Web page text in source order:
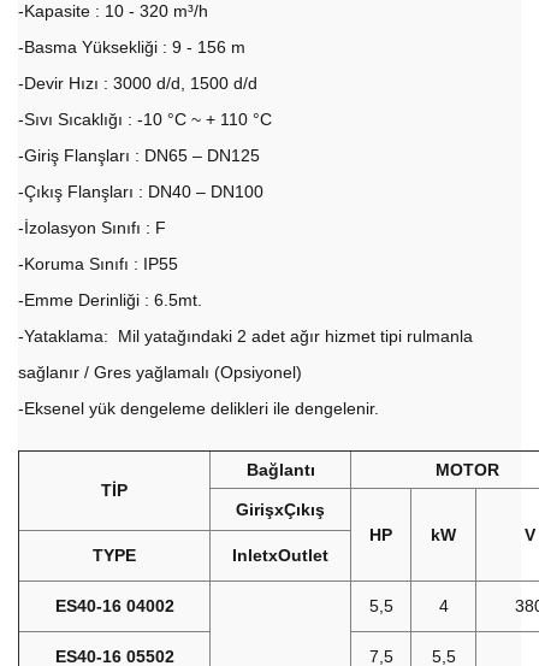
-Kapasite : 10 - 320 m³/h
-Basma Yüksekliği : 9 - 156 m
-Devir Hızı : 3000 d/d, 1500 d/d
-Sıvı Sıcaklığı : -10 °C ~ + 110 °C
-Giriş Flanşları : DN65 – DN125
-Çıkış Flanşları : DN40 – DN100
-İzolasyon Sınıfı : F
-Koruma Sınıfı : IP55
-Emme Derinliği : 6.5mt.
-Yataklama: Mil yatağındaki 2 adet ağır hizmet tipi rulmanla
sağlanır / Gres yağlamalı (Opsiyonel)
-Eksenel yük dengeleme delikleri ile dengelenir.
TİP
Bağlantı MOTOR
GirişxÇıkış
HP
kW
V
TYPE
InletxOutlet
ES40-16 04002 5,5 4
ES40-16 05502 7,5 5,5